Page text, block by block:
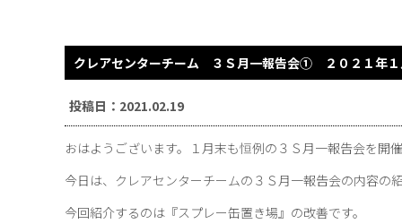
クレアセンターチーム ３Ｓ月一報告会① ２０２１
投稿日：2021.02.19
おはようございます。１月末も恒例の３Ｓ月一報告会を開
今日は、クレアセンターチームの３Ｓ月一報告会の内容の
今回紹介するのは『スプレー缶置き場』の改善です。